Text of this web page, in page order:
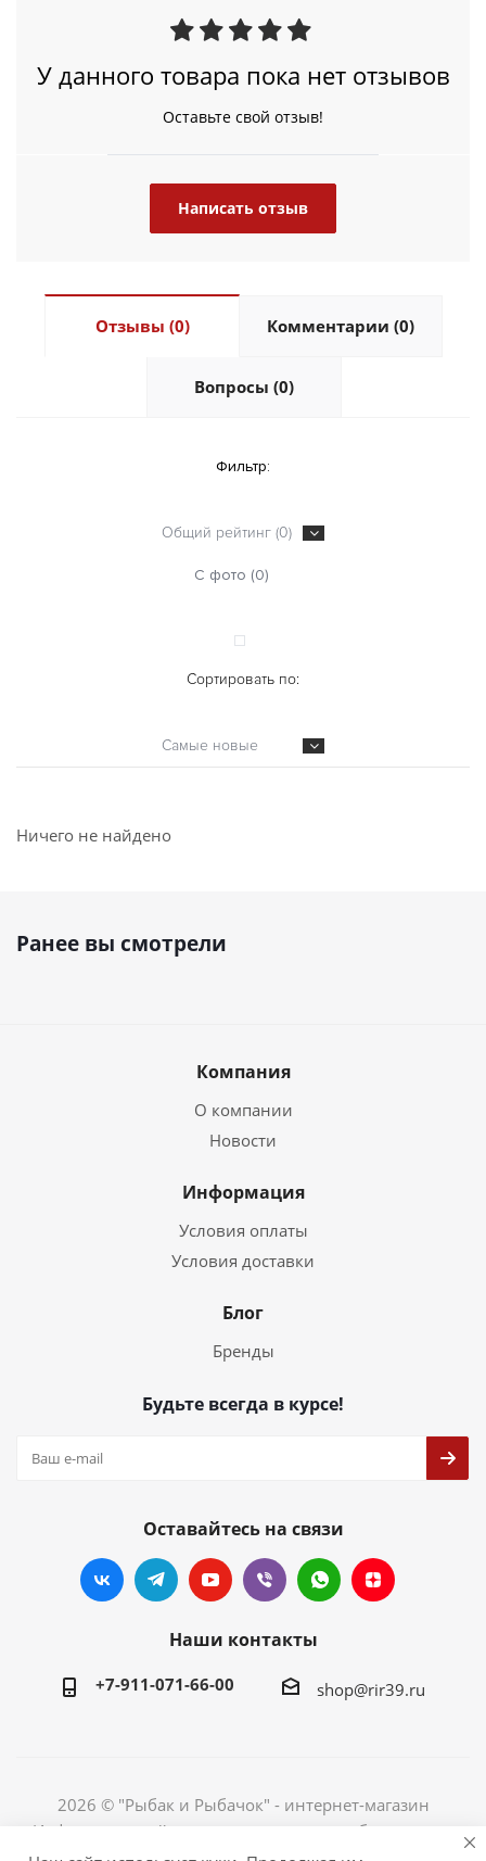
У данного товара пока нет отзывов
Оставьте свой отзыв!
Написать отзыв
Отзывы (0) Комментарии (0)
Вопросы (0)
Фильтр:
Общий рейтинг (0)
С фото (0)
Сортировать по:
Самые новые
Ничего не найдено
Ранее вы смотрели
Компания
О компании
Новости
Информация
Условия оплаты
Условия доставки
Блог
Бренды
Будьте всегда в курсе!
Оставайтесь на связи
Наши контакты
+7-911-071-66-00 shop@rir39.ru
2026 © "Рыбак и Рыбачок" - интернет-магазин
Информация сайта защищена законом об авторских
правах. Индивидуальный предприниматель Рогов